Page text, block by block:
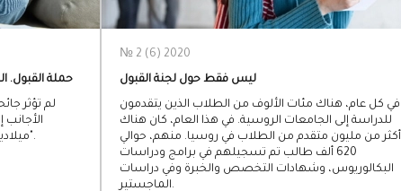
حملة القبول.
لم تؤثر
ميلادية، وفقاً لموقع جمعية "الجامعات العالمية".
№ 2 (6) 2020
ليس فقط حول لجنة القبول
في كل عام، هناك مئات الألوف من الطلاب الذين يتقدمون
للدراسة إلى الجامعات الروسية. في هذا العام، كان هناك
أكثر من مليون متقدم من الطلاب في روسيا. منهم، حوالي
620 ألف طالب تم تسجيلهم في برامج ودراسات
البكالوريوس، وشهادات التخصص والخبرة وفي دراسات
الماجستير.